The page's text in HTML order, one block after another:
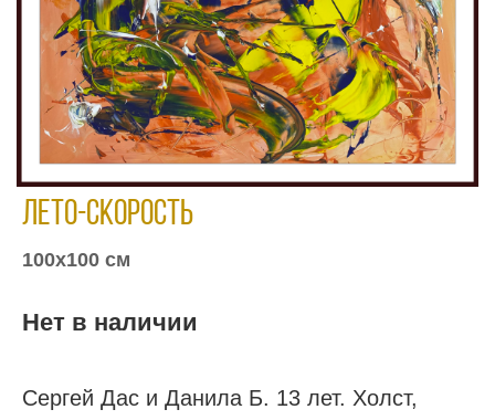
Лето-скорость
100х100 см
Нет в наличии
Сергей Дас и Данила Б. 13 лет. Холст,